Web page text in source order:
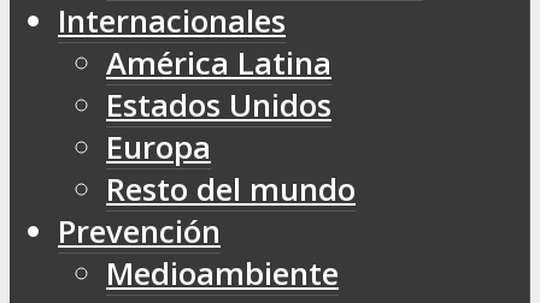
Internacionales
América Latina
Estados Unidos
Europa
Resto del mundo
Prevención
Medioambiente